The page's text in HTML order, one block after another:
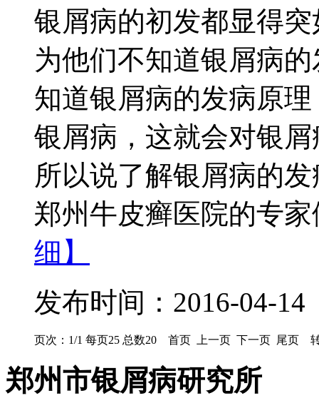
银屑病的初发都显得
为他们不知道银屑病
知道银屑病的发病原
银屑病，这就会对银
所以说了解银屑病的
郑州牛皮癣医院的专
细】
发布时间：2016-04-14
页次：1/1 每页25 总数20 首页 上一页 下一页 尾页
郑州市银屑病研究所